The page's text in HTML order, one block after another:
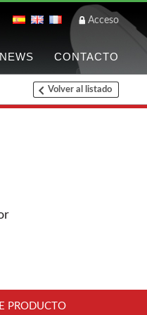
Acceso
NEWS CONTACTO
Listado de
Chapadoras de cantos
Aspiradores portatiles
Volver al listado
PRODUCTO